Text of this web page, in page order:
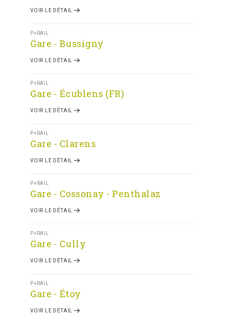
VOIR LE DÉTAIL
P+RAIL
Gare - Bussigny
VOIR LE DÉTAIL
P+RAIL
Gare - Écublens (FR)
VOIR LE DÉTAIL
P+RAIL
Gare - Clarens
VOIR LE DÉTAIL
P+RAIL
Gare - Cossonay - Penthalaz
VOIR LE DÉTAIL
P+RAIL
Gare - Cully
VOIR LE DÉTAIL
P+RAIL
Gare - Étoy
VOIR LE DÉTAIL